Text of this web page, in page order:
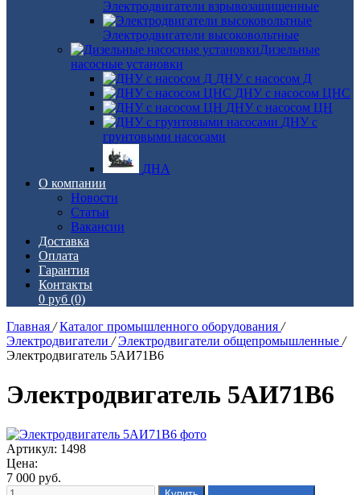
Электродвигатели взрывозащищенные
Электродвигатели высоковольтные
Дизельные
насосные установки
ДНУ с насосом Д
ДНУ с насосом ЦНС
ДНУ с насосом ЦН
ДНУ с
грунтовыми насосами
ДНА
О компании
Новости
Статьи
Вакансии
Доставка
Оплата
Гарантия
Контакты
0 руб (0)
Главная / Каталог промышленного оборудования /
Электродвигатели / Электродвигатели общепромышленные /
Электродвигатель 5АИ71В6
Электродвигатель 5АИ71В6
Артикул: 1498
Цена:
7 000 руб.